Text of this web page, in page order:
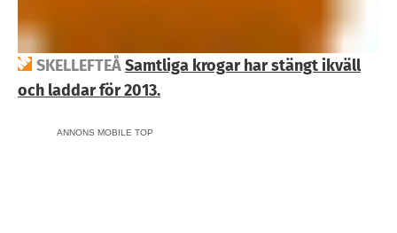
SKELLEFTEÅSamtliga krogar har stängt ikväll
och laddar för 2013.
ANNONS MOBILE TOP